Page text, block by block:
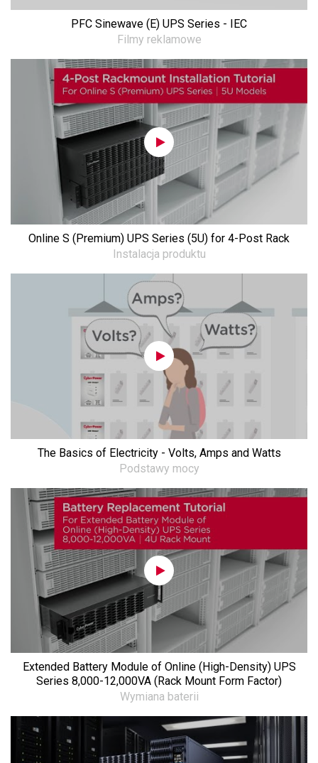
PFC Sinewave (E) UPS Series - IEC
Filmy reklamowe
Online S (Premium) UPS Series (5U) for 4-Post Rack
Instalacja produktu
The Basics of Electricity - Volts, Amps and Watts
Podstawy mocy
Extended Battery Module of Online (High-Density) UPS
Series 8,000-12,000VA (Rack Mount Form Factor)
Wymiana baterii